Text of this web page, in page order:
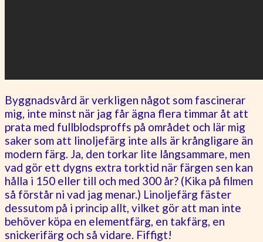
Byggnadsvård är verkligen något som fascinerar
mig, inte minst när jag får ägna flera timmar åt att
prata med fullblodsproffs på området och lär mig
saker som att linoljefärg inte alls är krångligare än
modern färg. Ja, den torkar lite långsammare, men
vad gör ett dygns extra torktid när färgen sen kan
hålla i 150 eller till och med 300 år? (Kika på filmen
så förstår ni vad jag menar.) Linoljefärg fäster
dessutom på i princip allt, vilket gör att man inte
behöver köpa en elementfärg, en takfärg, en
snickerifärg och så vidare. Fiffigt!